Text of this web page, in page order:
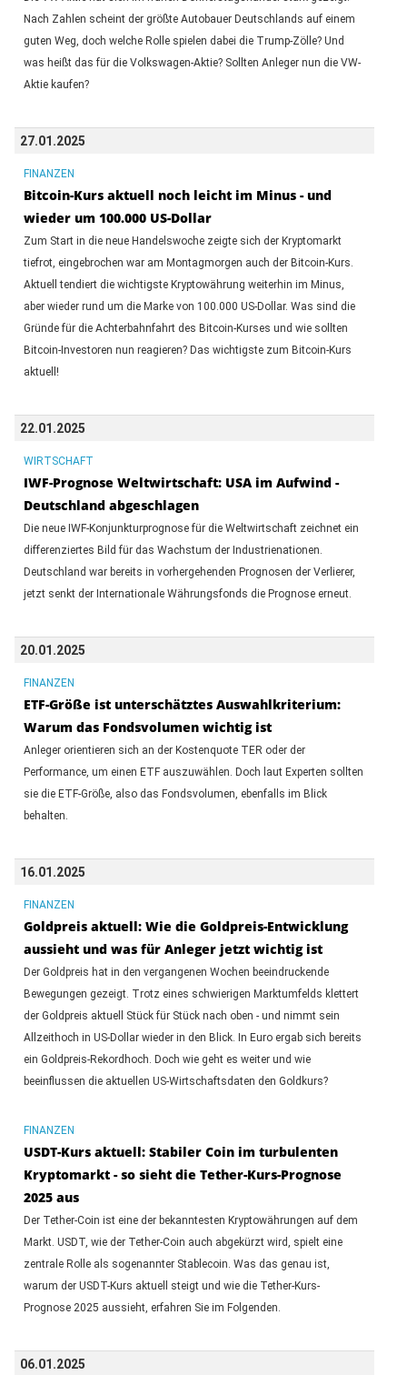
Nach Zahlen scheint der größte Autobauer Deutschlands auf einem
guten Weg, doch welche Rolle spielen dabei die Trump-Zölle? Und
was heißt das für die Volkswagen-Aktie? Sollten Anleger nun die VW-
Aktie kaufen?
27.01.2025
FINANZEN
Bitcoin-Kurs aktuell noch leicht im Minus - und
wieder um 100.000 US-Dollar
Zum Start in die neue Handelswoche zeigte sich der Kryptomarkt
tiefrot, eingebrochen war am Montagmorgen auch der Bitcoin-Kurs.
Aktuell tendiert die wichtigste Kryptowährung weiterhin im Minus,
aber wieder rund um die Marke von 100.000 US-Dollar. Was sind die
Gründe für die Achterbahnfahrt des Bitcoin-Kurses und wie sollten
Bitcoin-Investoren nun reagieren? Das wichtigste zum Bitcoin-Kurs
aktuell!
22.01.2025
WIRTSCHAFT
IWF-Prognose Weltwirtschaft: USA im Aufwind -
Deutschland abgeschlagen
Die neue IWF-Konjunkturprognose für die Weltwirtschaft zeichnet ein
differenziertes Bild für das Wachstum der Industrienationen.
Deutschland war bereits in vorhergehenden Prognosen der Verlierer,
jetzt senkt der Internationale Währungsfonds die Prognose erneut.
20.01.2025
FINANZEN
ETF-Größe ist unterschätztes Auswahlkriterium:
Warum das Fondsvolumen wichtig ist
Anleger orientieren sich an der Kostenquote TER oder der
Performance, um einen ETF auszuwählen. Doch laut Experten sollten
sie die ETF-Größe, also das Fondsvolumen, ebenfalls im Blick
behalten.
16.01.2025
FINANZEN
Goldpreis aktuell: Wie die Goldpreis-Entwicklung
aussieht und was für Anleger jetzt wichtig ist
Der Goldpreis hat in den vergangenen Wochen beeindruckende
Bewegungen gezeigt. Trotz eines schwierigen Marktumfelds klettert
der Goldpreis aktuell Stück für Stück nach oben - und nimmt sein
Allzeithoch in US-Dollar wieder in den Blick. In Euro ergab sich bereits
ein Goldpreis-Rekordhoch. Doch wie geht es weiter und wie
beeinflussen die aktuellen US-Wirtschaftsdaten den Goldkurs?
FINANZEN
USDT-Kurs aktuell: Stabiler Coin im turbulenten
Kryptomarkt - so sieht die Tether-Kurs-Prognose
2025 aus
Der Tether-Coin ist eine der bekanntesten Kryptowährungen auf dem
Markt. USDT, wie der Tether-Coin auch abgekürzt wird, spielt eine
zentrale Rolle als sogenannter Stablecoin. Was das genau ist,
warum der USDT-Kurs aktuell steigt und wie die Tether-Kurs-
Prognose 2025 aussieht, erfahren Sie im Folgenden.
06.01.2025